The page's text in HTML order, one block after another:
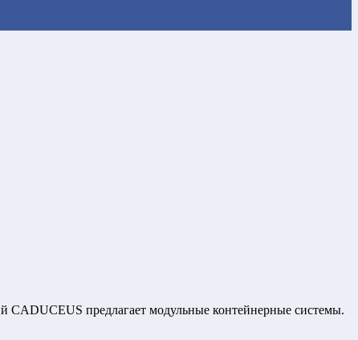
CADUCEUS предлагает модульные контейнерные системы.